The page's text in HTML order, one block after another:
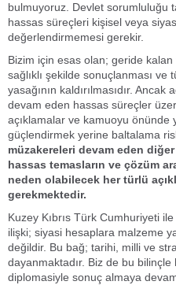
bulmuyoruz. Devlet sorumluluğu
hassas süreçleri kişisel veya
değerlendirmemesi gerekir.
Bizim için esas olan; geride
sağlıklı şekilde sonuçlanması ve
yasağının kaldırılmasıdır.
devam eden hassas süreçler
açıklamalar ve kamuoyu önünde
güçlendirmek yerine baltalama
müzakereleri devam eden
hassas temasların ve çözüm
neden olabilecek her türlü
gerekmektedir.
Kuzey Kıbrıs Türk Cumhuriyeti
ilişki; siyasi hesaplara malzeme
değildir. Bu bağ; tarihi, milli ve
dayanmaktadır. Biz de bu
diplomasiyle sonuç almaya